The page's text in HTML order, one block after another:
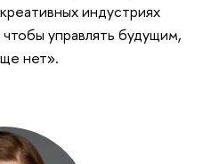
индустриях
управлять будущим,
нет».